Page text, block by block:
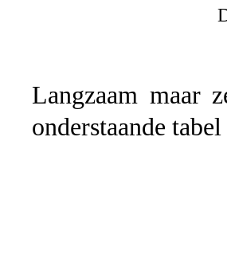
Langzaam maar
onderstaande